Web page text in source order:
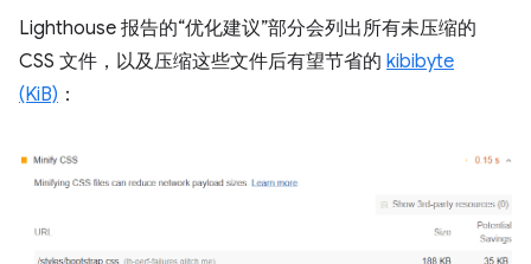
Lighthouse 报告的“优化建议”部分会列出所有未压缩的
CSS 文件，以及压缩这些文件后有望节省的 kibibyte
(KiB) ：